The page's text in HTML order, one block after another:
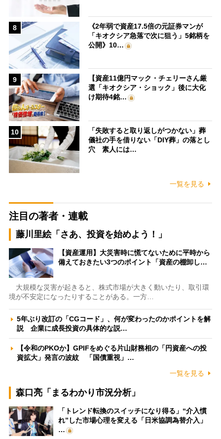
8
《2年弱で資産17.5倍の元証券マンが
「キオクシア急落で次に狙う」5銘柄を
公開》10…
9
【資産11億円マック・チェリーさん厳
選「キオクシア・ショック」後に大化
け期待4銘…
10
「失敗すると取り返しがつかない」葬
儀社の手を借りない「DIY葬」の落とし
穴 素人には…
一覧を見る
注目の著者・連載
藤川里絵「さあ、投資を始めよう！」
【資産運用】大災害時に慌てないために平時から
備えておきたい3つのポイント「資産の棚卸し…
大規模な災害が起きると、株式市場が大きく動いたり、取引環
境が不安定になったりすることがある。一方…
5年ぶり改訂の「CGコード」、何が変わったのかポイントを解
説 企業に成長投資の具体的な説…
【令和のPKOか】GPIFをめぐる片山財務相の「円資産への投
資拡大」発言の波紋 「国債重視」…
一覧を見る
森口亮「まるわかり市況分析」
「トレンド転換のスイッチになり得る」“介入慣
れ”した市場心理を変える「日米協調為替介入」
…